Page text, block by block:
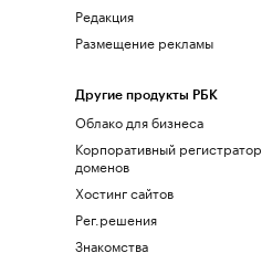
Редакция
Размещение рекламы
Другие продукты РБК
Облако для бизнеса
Корпоративный регистратор
доменов
Хостинг сайтов
Рег.решения
Знакомства